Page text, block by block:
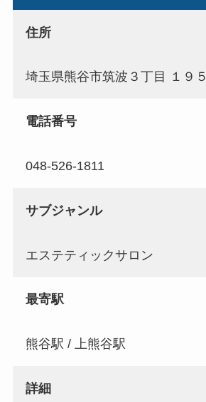
住所
埼玉県熊谷市筑波３丁目 １９
電話番号
048-526-1811
サブジャンル
エステティックサロン
最寄駅
熊谷駅 / 上熊谷駅
詳細